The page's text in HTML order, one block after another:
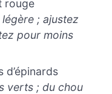
rouge
; ajustez
pour moins
d’épinards
verts ; du chou